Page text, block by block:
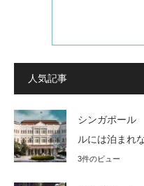
人気記事
シンガポール
ルには泊まれ
3件のビュー